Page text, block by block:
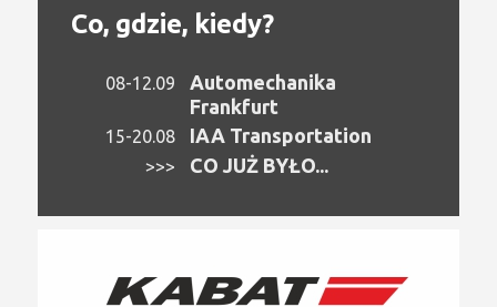
Co, gdzie, kiedy?
08-12.09
Automechanika
Frankfurt
15-20.08 IAA Transportation
>>> CO JUŻ BYŁO...